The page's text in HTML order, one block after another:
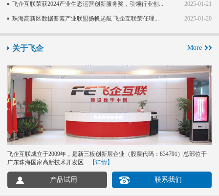
飞企互联荣获2024产业生态运营创新服务奖，引领行业创... 2025-01-21
珠海高新区数据要素产业联盟扬帆起航 飞企互联荣任理... 2025-01-20
关于飞企 More
飞企互联成立于2009年，是新三板创新层企业（股票代码：834791）总部位于
广东珠海国家高新技术开发区...
【详情】
产品试用 联系我们